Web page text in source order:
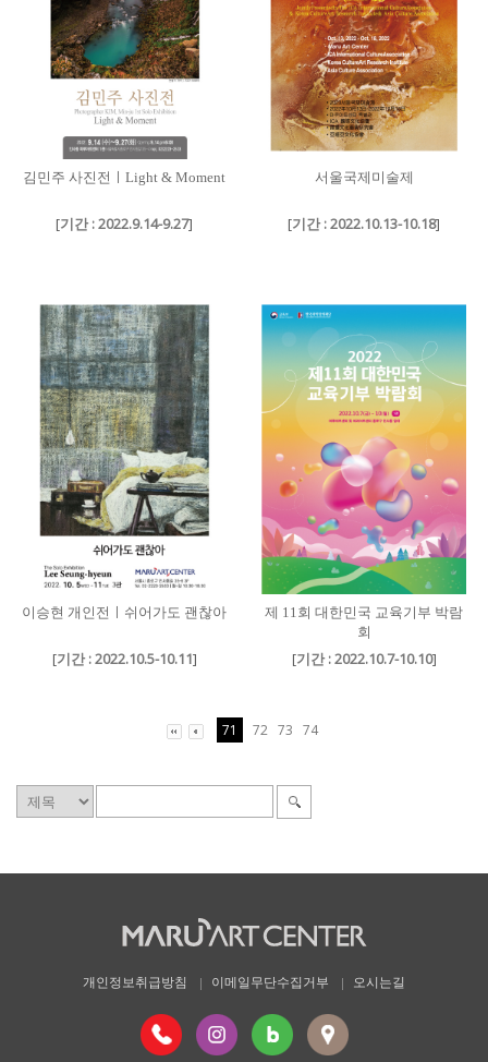
김민주 사진전ㅣLight & Moment
[기간 : 2022.9.14-9.27]
서울국제미술제
[기간 : 2022.10.13-10.18]
이승현 개인전ㅣ쉬어가도 괜찮아
[기간 : 2022.10.5-10.11]
제 11회 대한민국 교육기부 박람
회
[기간 : 2022.10.7-10.10]
71 72 73 74
개인정보취급방침 이메일무단수집거부 오시는길